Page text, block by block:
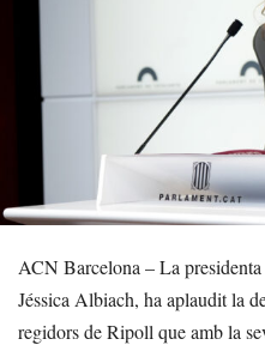
ACN Barcelona – La
Jéssica Albiach, ha aplaudit la
regidors de Ripoll que amb la